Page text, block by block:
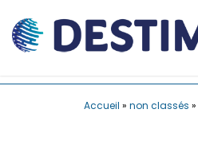
Accueil » non classés »